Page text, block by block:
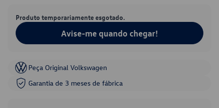
Produto temporariamente esgotado.
Avise-me quando chegar!
Peça Original Volkswagen
Garantia de 3 meses de fábrica